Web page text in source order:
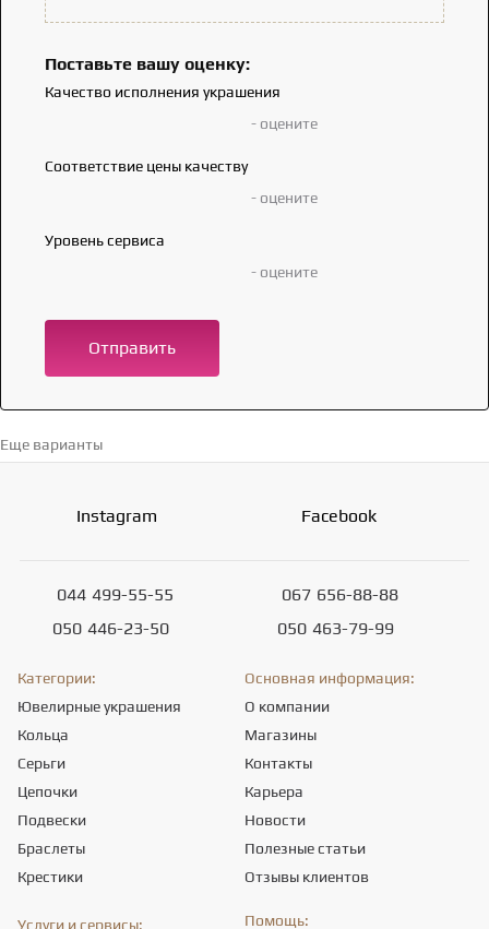
Поставьте вашу оценку:
Качество исполнения украшения
- оцените
Соответствие цены качеству
- оцените
Уровень сервиса
- оцените
Отправить
Еще варианты
Instagram Facebook
044 499-55-55
050 446-23-50
067 656-88-88
050 463-79-99
Категории:
Ювелирные украшения
Кольца
Серьги
Цепочки
Подвески
Браслеты
Крестики
Основная информация:
О компании
Магазины
Контакты
Карьера
Новости
Полезные статьи
Отзывы клиентов
Услуги и сервисы: Помощь: